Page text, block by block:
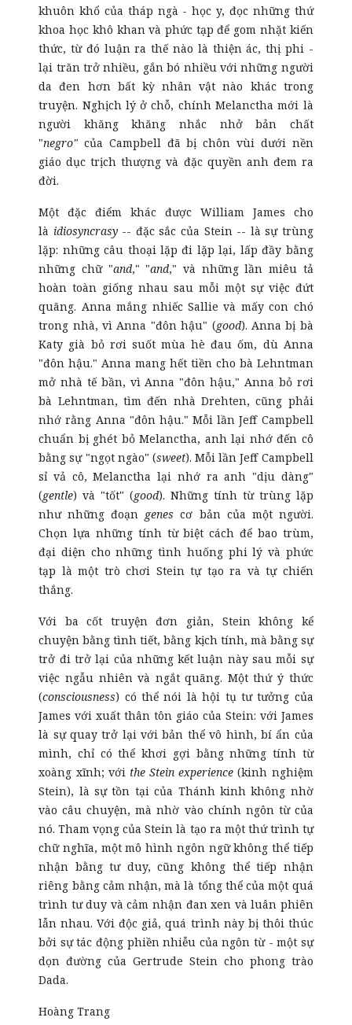
khuôn khổ của tháp ngà - học y, đọc những thứ
khoa học khô khan và phức tạp để gom nhặt kiến
thức, từ đó luận ra thế nào là thiện ác, thị phi -
lại trăn trở nhiều, gắn bó nhiều với những người
da đen hơn bất kỳ nhân vật nào khác trong
truyện. Nghịch lý ở chỗ, chính Melanctha mới là
người khăng khăng nhắc nhở bản chất
"negro" của Campbell đã bị chôn vùi dưới nền
giáo dục trịch thượng và đặc quyền anh đem ra
đời.
Một đặc điểm khác được William James cho
là idiosyncrasy-- đặc sắc của Stein -- là sự trùng
lặp: những câu thoại lặp đi lặp lại, lấp đầy bằng
những chữ "and," "and," và những lần miêu tả
hoàn toàn giống nhau sau mỗi một sự việc đứt
quãng. Anna mắng nhiếc Sallie và mấy con chó
trong nhà, vì Anna "đôn hậu" (good). Anna bị bà
Katy già bỏ rơi suốt mùa hè đau ốm, dù Anna
"đôn hậu." Anna mang hết tiền cho bà Lehntman
mở nhà tế bần, vì Anna "đôn hậu," Anna bỏ rơi
bà Lehntman, tìm đến nhà Drehten, cũng phải
nhớ rằng Anna "đôn hậu." Mỗi lần Jeff Campbell
chuẩn bị ghét bỏ Melanctha, anh lại nhớ đến cô
bằng sự "ngọt ngào" (sweet). Mỗi lần Jeff Campbell
sỉ vả cô, Melanctha lại nhớ ra anh "dịu dàng"
(gentle) và "tốt" (good). Những tính từ trùng lặp
như những đoạn genes cơ bản của một người.
Chọn lựa những tính từ biệt cách để bao trùm,
đại diện cho những tình huống phi lý và phức
tạp là một trò chơi Stein tự tạo ra và tự chiến
thắng.
Với ba cốt truyện đơn giản, Stein không kể
chuyện bằng tình tiết, bằng kịch tính, mà bằng sự
trở đi trở lại của những kết luận này sau mỗi sự
việc ngẫu nhiên và ngắt quãng. Một thứ ý thức
(consciousness) có thể nói là hội tụ tư tưởng của
James với xuất thân tôn giáo của Stein: với James
là sự quay trở lại với bản thể vô hình, bí ẩn của
mình, chỉ có thể khơi gợi bằng những tính từ
xoàng xĩnh; với the Stein experience (kinh nghiệm
Stein), là sự tồn tại của Thánh kinh không nhờ
vào câu chuyện, mà nhờ vào chính ngôn từ của
nó. Tham vọng của Stein là tạo ra một thứ trình tự
chữ nghĩa, một mô hình ngôn ngữ không thể tiếp
nhận bằng tư duy, cũng không thể tiếp nhận
riêng bằng cảm nhận, mà là tổng thể của một quá
trình tư duy và cảm nhận đan xen và luân phiên
lẫn nhau. Với độc giả, quá trình này bị thôi thúc
bởi sự tác động phiền nhiễu của ngôn từ - một sự
dọn đường của Gertrude Stein cho phong trào
Dada.
Hoàng Trang